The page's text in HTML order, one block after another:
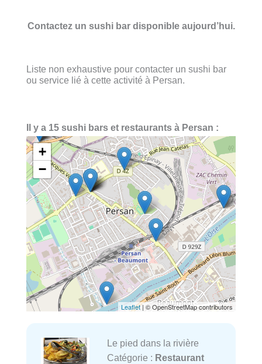
Contactez un sushi bar disponible aujourd’hui.
Liste non exhaustive pour contacter un sushi bar
ou service lié à cette activité à Persan.
Il y a 15 sushi bars et restaurants à Persan :
+
−
Leaflet| © OpenStreetMap contributors
Le pied dans la rivière
Catégorie : Restaurant